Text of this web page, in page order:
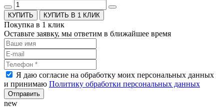
КУПИТЬ В 1 КЛИК
Покупка в 1 клик
Оставьте заявку, мы ответим в ближайшее время
Я даю согласие на обработку моих персональных данных
и принимаю Политику обработки персональных данных
Отправить
new